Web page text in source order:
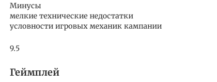
Минусы
мелкие технические недостатки
условности игровых механик кампании
9.5
Геймплей